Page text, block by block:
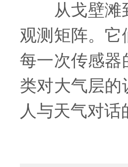
从戈壁滩到
观测矩阵。
每一次传感器
类对大气层
人与天气对话